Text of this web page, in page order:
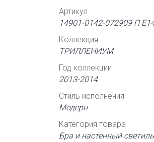
Артикул
14901-0142-072909 П
Коллекция
ТРИЛЛЕНИУМ
Год коллекции
2013-2014
Стиль исполнения
Модерн
Категория товара
Бра и настенный